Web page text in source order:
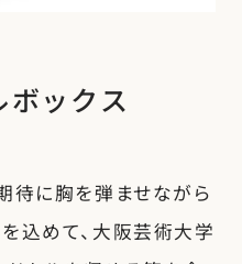
ックス
待に胸を弾ませながら
込めて、大阪芸術大学